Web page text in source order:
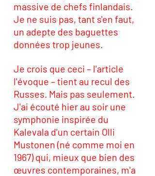
massive de chefs finlandais.
Je ne suis pas, tant s'en faut,
un adepte des baguettes
données trop jeunes.
Je crois que ceci – l'article
l'évoque – tient au recul des
Russes. Mais pas seulement.
J'ai écouté hier au soir une
symphonie inspirée du
Kalevala d'un certain Olli
Mustonen (né comme moi en
1967) qui, mieux que bien des
œuvres contemporaines, m'a